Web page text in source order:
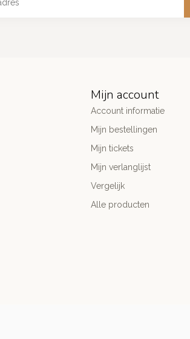
Mijn account
Account informatie
Mijn bestellingen
Mijn tickets
Mijn verlanglijst
Vergelijk
Alle producten